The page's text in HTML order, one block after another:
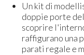
Un kit di
doppie porte
scoprire
raffigurano una
parati regale e